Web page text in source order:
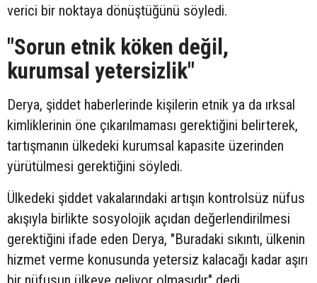
verici bir noktaya dönüştüğünü söyledi.
"Sorun etnik köken değil,
kurumsal yetersizlik"
Derya, şiddet haberlerinde kişilerin etnik ya da ırksal
kimliklerinin öne çıkarılmaması gerektiğini belirterek,
tartışmanın ülkedeki kurumsal kapasite üzerinden
yürütülmesi gerektiğini söyledi.
Ülkedeki şiddet vakalarındaki artışın kontrolsüz nüfus
akışıyla birlikte sosyolojik açıdan değerlendirilmesi
gerektiğini ifade eden Derya, "Buradaki sıkıntı, ülkenin
hizmet verme konusunda yetersiz kalacağı kadar aşırı